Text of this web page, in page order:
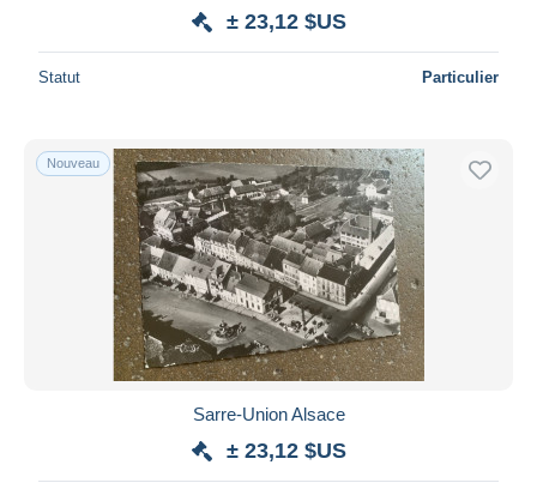
± 23,12 $US
Statut Particulier
Nouveau
Sarre-Union Alsace
± 23,12 $US